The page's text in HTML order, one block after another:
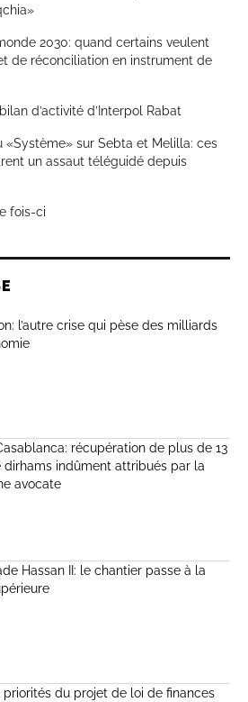
2030: quand certains veulent
de réconciliation en instrument de
d’activité d’Interpol Rabat
«Système» sur Sebta et Melilla: ces
un assaut téléguidé depuis
fois-ci
l’autre crise qui pèse des milliards
récupération de plus de 13
dirhams indûment attribués par la
avocate
Hassan II: le chantier passe à la
priorités du projet de loi de finances